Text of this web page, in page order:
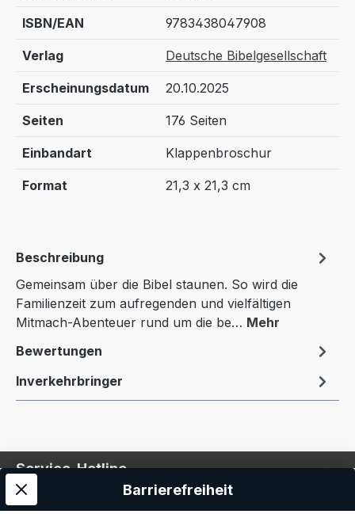
ISBN/EAN 9783438047908
Verlag Deutsche Bibelgesellschaft
Erscheinungsdatum 20.10.2025
Seiten 176 Seiten
Einbandart Klappenbroschur
Format 21,3 x 21,3 cm
Beschreibung
Gemeinsam über die Bibel staunen. So wird die
Familienzeit zum aufregenden und vielfältigen
Mitmach-Abenteuer rund um die be… Mehr
Bewertungen
Inverkehrbringer
Service-Hotline
Service
Barrierefreiheit